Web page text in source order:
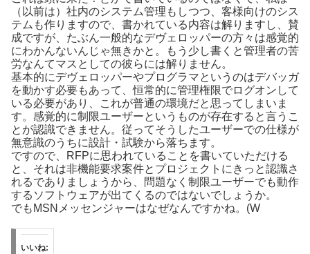
（以前は）社内のシステム管理もしつつ、客様向けのシス
テムも作りますので、書かれている内容は解りますし、賛
成ですが、たぶん一般的なデヴェロッパーの方々は感覚的
にわかんないんじゃ無きかと。もう少し書くと管理者の苦
労なんてマスとしての彼らには解りません。
基本的にデヴェロッパーやプログラマというのはデバッガ
を動かす必要もあって、恒常的に管理権限でログオンして
いる必要があり、これが普通の環境だと思ってしまいま
す。感覚的に制限ユーザーというものが存在すると言うこ
とが認識できません。従ってそうしたユーザーでの仕様が
無意識のうちに設計・試験から落ちます。
ですので、RFPに思われていることを書いていただける
と、それは非機能要求案件とプロジェクトにきっと認識さ
れるでありましょうから、問題なく制限ユーザーでも動作
するソフトウェアが出てくるのではないでしょうか。
でもMSNメッセンジャーはなぜなんですかね。(W
いいね: